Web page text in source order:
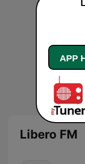
Libero FM
APP